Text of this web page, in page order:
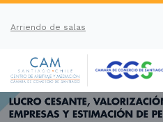
Arriendo de salas